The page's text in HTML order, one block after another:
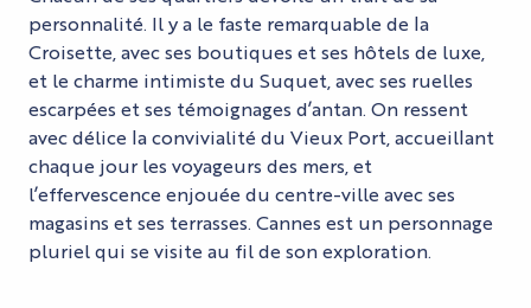
personnalité. Il y a le faste remarquable de la
Croisette, avec ses boutiques et ses hôtels de luxe,
et le charme intimiste du Suquet, avec ses ruelles
escarpées et ses témoignages d’antan. On ressent
avec délice la convivialité du Vieux Port, accueillant
chaque jour les voyageurs des mers, et
l’effervescence enjouée du centre-ville avec ses
magasins et ses terrasses. Cannes est un personnage
pluriel qui se visite au fil de son exploration.